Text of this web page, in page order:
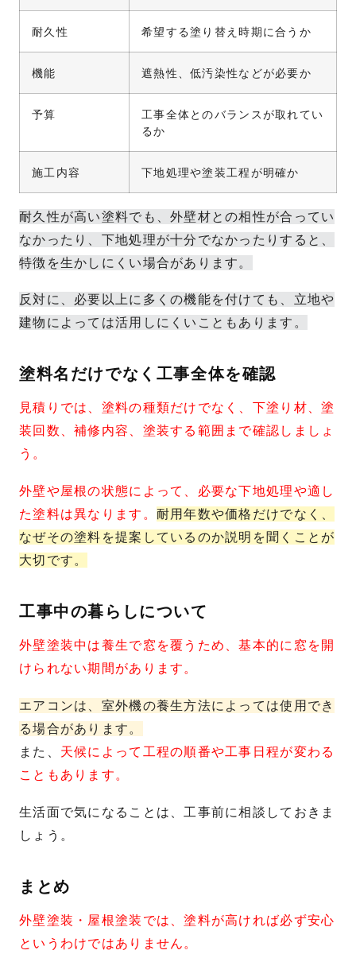
耐久性 希望する塗り替え時期に合うか
機能 遮熱性、低汚染性などが必要か
予算
工事全体とのバランスが取れてい
るか
施工内容 下地処理や塗装工程が明確か
耐久性が高い塗料でも、外壁材との相性が合ってい
なかったり、下地処理が十分でなかったりすると、
特徴を生かしにくい場合があります。
反対に、必要以上に多くの機能を付けても、立地や
建物によっては活用しにくいこともあります。
塗料名だけでなく工事全体を確認
見積りでは、塗料の種類だけでなく、下塗り材、塗
装回数、補修内容、塗装する範囲まで確認しましょ
う。
外壁や屋根の状態によって、必要な下地処理や適し
た塗料は異なります。 耐用年数や価格だけでなく、
なぜその塗料を提案しているのか説明を聞くことが
大切です。
工事中の暮らしについて
外壁塗装中は養生で窓を覆うため、基本的に窓を開
けられない期間があります。
エアコンは、室外機の養生方法によっては使用でき
る場合があります。
また、 天候によって工程の順番や工事日程が変わる
こともあります。
生活面で気になることは、工事前に相談しておきま
しょう。
まとめ
外壁塗装・屋根塗装では、塗料が高ければ必ず安心
というわけではありません。